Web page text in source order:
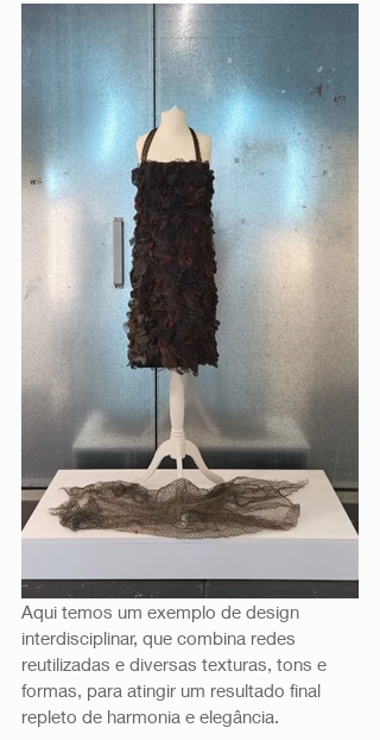
Aqui temos um exemplo de design
interdisciplinar, que combina redes
reutilizadas e diversas texturas, tons e
formas, para atingir um resultado final
repleto de harmonia e elegância.